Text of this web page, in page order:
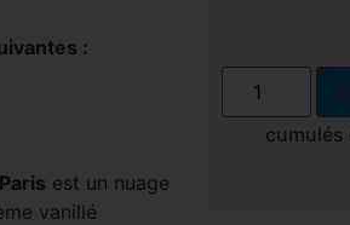
:
est un nuage
vanillé